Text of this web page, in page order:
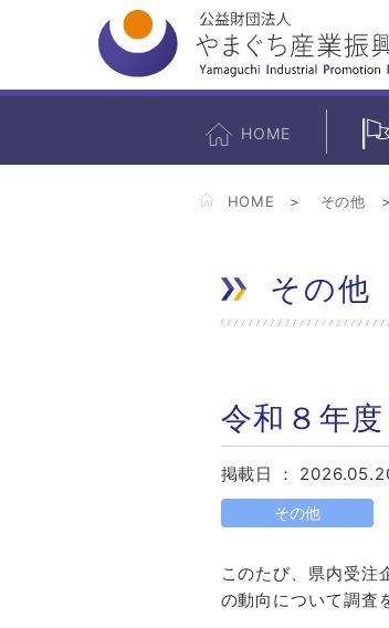
HOME
HOME その他
その他
令和８年
掲載日 ：
その他
このたび、県内受注
の動向について調査